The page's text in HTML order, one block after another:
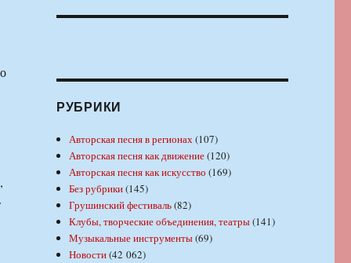
РУБРИКИ
Авторская песня в регионах(107)
Авторская песня как движение(120)
Авторская песня как искусство (169)
Без рубрики(145)
Грушинский фестиваль(82)
Клубы, творческие объединения, театры(141)
Музыкальные инструменты(69)
Новости(42 062)